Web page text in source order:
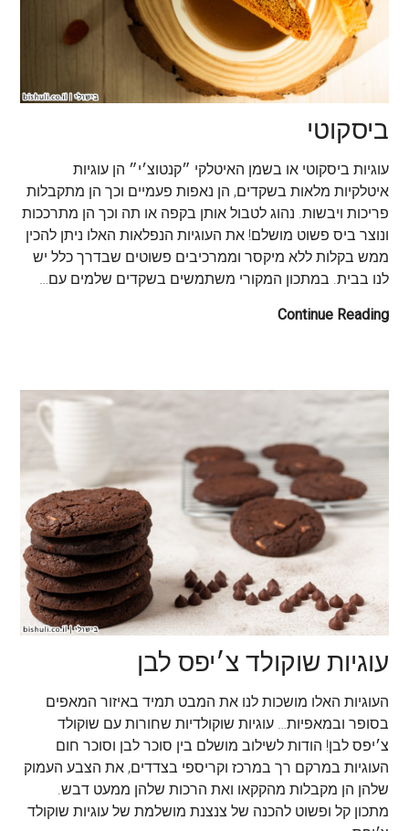
ביסקוטי
עוגיות ביסקוטי או בשמן האיטלקי ״קנטוצ׳י״ הן עוגיות
איטלקיות מלאות בשקדים, הן נאפות פעמיים וכך הן מתקבלות
פריכות ויבשות. נהוג לטבול אותן בקפה או תה וכך הן מתרככות
ונוצר ביס פשוט מושלם! את העוגיות הנפלאות האלו ניתן להכין
ממש בקלות ללא מיקסר וממרכיבים פשוטים שבדרך כלל יש
לנו בבית. במתכון המקורי משתמשים בשקדים שלמים עם…
Continue Reading
עוגיות שוקולד צ׳יפס לבן
העוגיות האלו מושכות לנו את המבט תמיד באיזור המאפים
בסופר ובמאפיות… עוגיות שוקולדיות שחורות עם שוקולד
צ׳יפס לבן! הודות לשילוב מושלם בין סוכר לבן וסוכר חום
העוגיות במרקם רך במרכז וקריספי בצדדים, את הצבע העמוק
שלהן הן מקבלות מהקקאו ואת הרכות שלהן ממעט דבש.
מתכון קל ופשוט להכנה של צנצנת מושלמת של עוגיות שוקולד